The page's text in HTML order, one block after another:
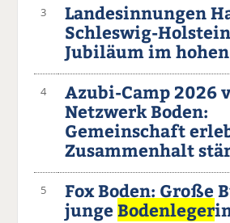
3
Landesinnungen
Schleswig-
Jubiläum im
4
Azubi-Camp 2026
Netzwerk Boden:
Gemeinschaft
Zusammenhalt
5
Fox Boden: Große
jungeBodenleger